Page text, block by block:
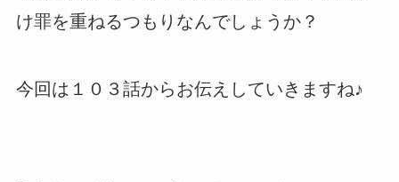
け罪を重ねるつもりなんでしょうか？
今回は１０３話からお伝えしていきますね♪